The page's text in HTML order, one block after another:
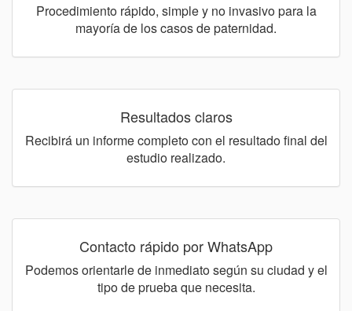
Procedimiento rápido, simple y no invasivo para la
mayoría de los casos de paternidad.
Resultados claros
Recibirá un informe completo con el resultado final del
estudio realizado.
Contacto rápido por WhatsApp
Podemos orientarle de inmediato según su ciudad y el
tipo de prueba que necesita.